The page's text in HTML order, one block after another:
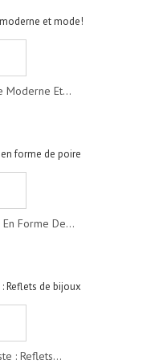
Moderne Et...
Forme De...
: Reflets...